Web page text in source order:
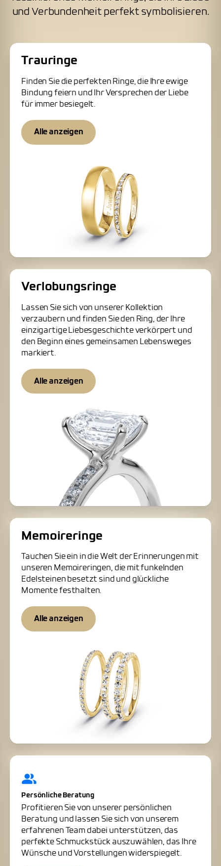
und Verbundenheit perfekt symbolisieren.
Trauringe
Finden Sie die perfekten Ringe, die Ihre ewige
Bindung feiern und Ihr Versprechen der Liebe
für immer besiegelt.
Alle anzeigen
Verlobungsringe
Lassen Sie sich von unserer Kollektion
verzaubern und finden Sie den Ring, der Ihre
einzigartige Liebesgeschichte verkörpert und
den Beginn eines gemeinsamen Lebensweges
markiert.
Alle anzeigen
Memoireringe
Tauchen Sie ein in die Welt der Erinnerungen mit
unseren Memoireringen, die mit funkelnden
Edelsteinen besetzt sind und glückliche
Momente festhalten.
Alle anzeigen
Persönliche Beratung
Profitieren Sie von unserer persönlichen
Beratung und lassen Sie sich von unserem
erfahrenen Team dabei unterstützen, das
perfekte Schmuckstück auszuwählen, das Ihre
Wünsche und Vorstellungen widerspiegelt.